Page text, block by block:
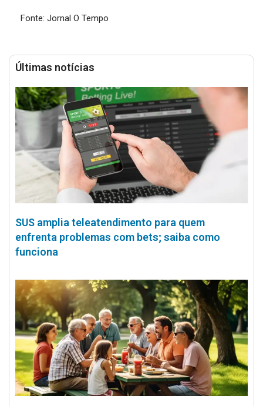
Fonte: Jornal O Tempo
Últimas notícias
SUS amplia teleatendimento para quem
enfrenta problemas com bets; saiba como
funciona